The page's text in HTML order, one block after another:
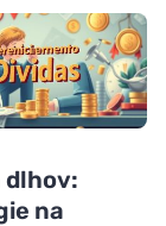
dlhov:
na